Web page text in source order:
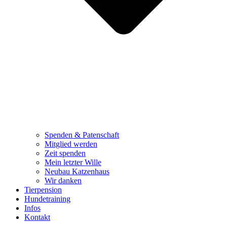
Spenden & Patenschaft
Mitglied werden
Zeit spenden
Mein letzter Wille
Neubau Katzenhaus
Wir danken
Tierpension
Hundetraining
Infos
Kontakt